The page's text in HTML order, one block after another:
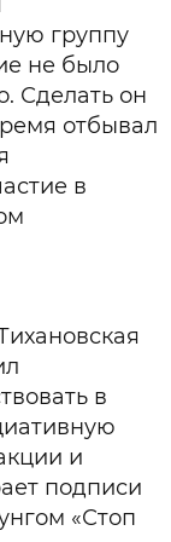
группу
не было
Сделать он
отбывал
в
в
и
подписи
«Стоп